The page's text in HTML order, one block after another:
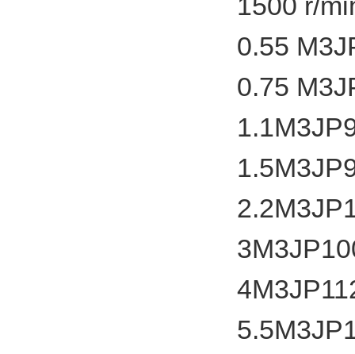
0.55
0.75
1.1
1.5
2.2
3
4
5.5